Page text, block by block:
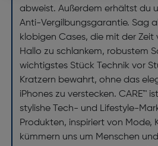
abweist. Außerdem erhältst du
Anti-Vergilbungs­garantie. Sag
klobigen Cases, die mit der Zeit
Hallo zu schlankem, robustem
wichtigstes Stück Technik vor
Kratzern bewahrt, ohne das
iPhones zu verstecken. CARE™
stylishe Tech- und Lifestyle-
Produkten, inspiriert von Mode,
kümmern uns um Menschen